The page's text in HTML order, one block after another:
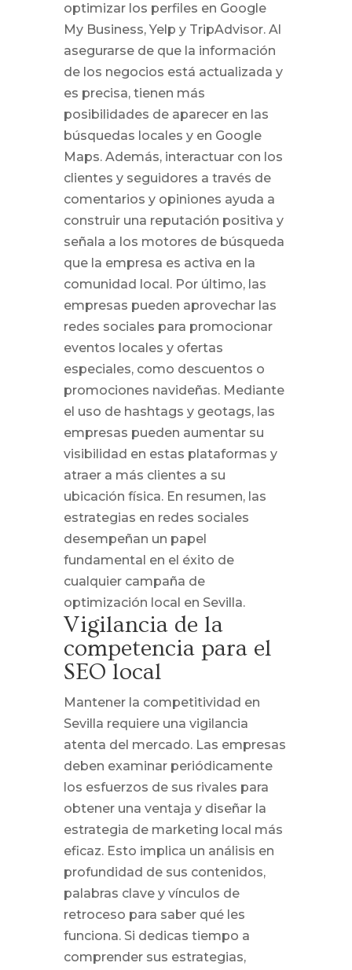
optimizar los perfiles en Google
My Business, Yelp y TripAdvisor. Al
asegurarse de que la información
de los negocios está actualizada y
es precisa, tienen más
posibilidades de aparecer en las
búsquedas locales y en Google
Maps. Además, interactuar con los
clientes y seguidores a través de
comentarios y opiniones ayuda a
construir una reputación positiva y
señala a los motores de búsqueda
que la empresa es activa en la
comunidad local. Por último, las
empresas pueden aprovechar las
redes sociales para promocionar
eventos locales y ofertas
especiales, como descuentos o
promociones navideñas. Mediante
el uso de hashtags y geotags, las
empresas pueden aumentar su
visibilidad en estas plataformas y
atraer a más clientes a su
ubicación física. En resumen, las
estrategias en redes sociales
desempeñan un papel
fundamental en el éxito de
cualquier campaña de
optimización local en Sevilla.
Vigilancia de la
competencia para el
SEO local
Mantener la competitividad en
Sevilla requiere una vigilancia
atenta del mercado. Las empresas
deben examinar periódicamente
los esfuerzos de sus rivales para
obtener una ventaja y diseñar la
estrategia de marketing local más
eficaz. Esto implica un análisis en
profundidad de sus contenidos,
palabras clave y vínculos de
retroceso para saber qué les
funciona. Si dedicas tiempo a
comprender sus estrategias,